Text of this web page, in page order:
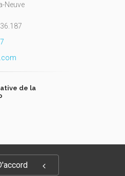
Neuve
de la